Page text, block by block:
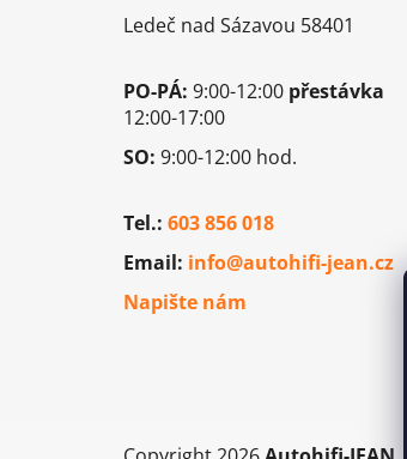
Ledeč nad Sázavou 58401
PO-PÁ: 9:00-12:00 přestávka
12:00-17:00
SO: 9:00-12:00 hod.
Tel.: 603 856 018
Email: info@autohifi-jean.cz
Napište nám